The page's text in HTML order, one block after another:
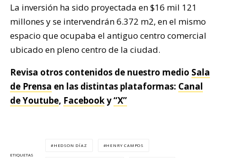
La inversión ha sido proyectada en $16 mil 121
millones y se intervendrán 6.372 m2, en el mismo
espacio que ocupaba el antiguo centro comercial
ubicado en pleno centro de la ciudad.
Revisa otros contenidos de nuestro medio Sala
de Prensa en las distintas plataformas: Canal
de Youtube, Facebooky“X”
ETIQUETAS
HEDSON DÍAZ HENRY CAMPOS